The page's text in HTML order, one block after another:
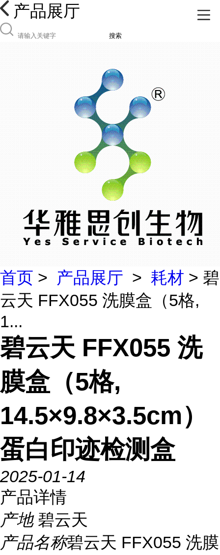
产品展厅
搜索
首页 > 产品展厅 > 耗材 > 碧
云天 FFX055 洗膜盒（5格,
1...
碧云天 FFX055 洗
膜盒（5格,
14.5×9.8×3.5cm）
蛋白印迹检测盒
2025-01-14
产品详情
产地 碧云天
产品名称碧云天 FFX055 洗膜